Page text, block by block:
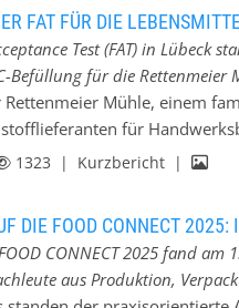
für
Die Essential Line
wirtschaftlichen Einstieg
Zuverlässigkeit und
verschiedenster
oder erhöhten
Details ist die
ausgelegt. Technische
- Hygienische
- VeloScale-Technologie
FAT FÜR DIE
Test (FAT) in Lübeck
Befüllung für die Rettenmeier
Rettenmeier Mühle, einem
für
Die Vorteile dieser
Sackzentrierung
im Greifer per Pneumatik,
1323 | Kurzbericht |
DIE FOOD CONNECT
CONNECT 2025 fand
aus Produktion,